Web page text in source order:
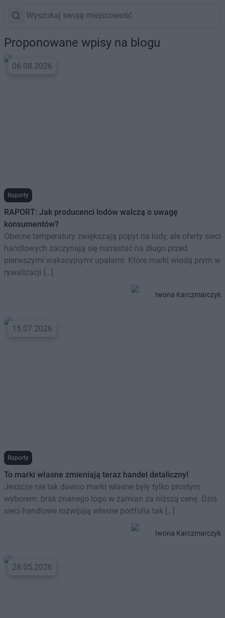
Proponowane wpisy na blogu
06.08.2026
Raporty
RAPORT: Jak producenci lodów walczą o uwagę
konsumentów?
Obecne temperatury zwiększają popyt na lody, ale oferty sieci
handlowych zaczynają się rozrastać na długo przed
pierwszymi wakacyjnymi upałami. Które marki wiodą prym w
rywalizacji […]
Iwona Karczmarczyk
15.07.2026
Raporty
To marki własne zmieniają teraz handel detaliczny!
Jeszcze nie tak dawno marki własne były tylko prostym
wyborem: brak znanego logo w zamian za niższą cenę. Dziś
sieci handlowe rozwijają własne portfolia tak […]
Iwona Karczmarczyk
28.05.2026